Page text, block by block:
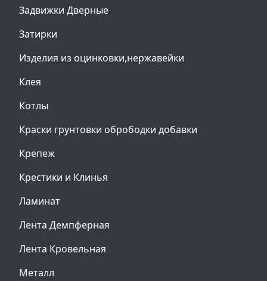
Задвижки Дверные
Затирки
Изделия из оцинковки,нержавейки
Клея
Котлы
Краски грунтовки обрободки добавки
Крепеж
Крестики и Клинья
Ламинат
Лента Демпферная
Лента Кровельная
Металл